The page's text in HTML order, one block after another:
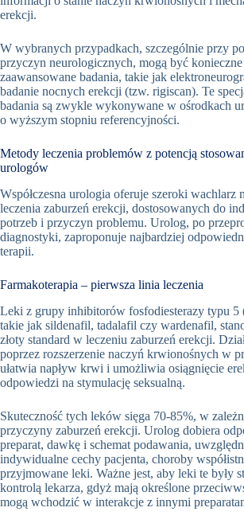
erekcji.
W wybranych przypadkach, szczególnie przy
przyczyn neurologicznych, mogą być
zaawansowane badania, takie jak
badanie nocnych erekcji (tzw. rigiscan). Te
badania są zwykle wykonywane w ośrodkach
o wyższym stopniu referencyjności.
Metody leczenia problemów z potencją
urologów
Współczesna urologia oferuje szeroki wachlarz
leczenia zaburzeń erekcji, dostosowanych do
potrzeb i przyczyn problemu. Urolog, po
diagnostyki, zaproponuje najbardziej
terapii.
Farmakoterapia – pierwsza linia leczenia
Leki z grupy inhibitorów fosfodiesterazy typu 5
takie jak sildenafil, tadalafil czy wardenafil,
złoty standard w leczeniu zaburzeń erekcji.
poprzez rozszerzenie naczyń krwionośnych w
ułatwia napływ krwi i umożliwia osiągnięcie
odpowiedzi na stymulację seksualną.
Skuteczność tych leków sięga 70-85%, w
przyczyny zaburzeń erekcji. Urolog dobiera
preparat, dawkę i schemat podawania,
indywidualne cechy pacjenta, choroby
przyjmowane leki. Ważne jest, aby leki te były
kontrolą lekarza, gdyż mają określone
mogą wchodzić w interakcje z innymi